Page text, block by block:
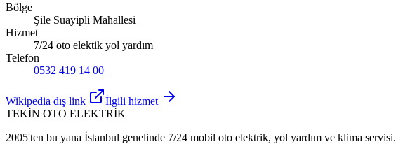
Bölge
Şile Suayipli Mahallesi
Hizmet
7/24 oto elektik yol yardım
Telefon
0532 419 14 00
Wikipedia dış link
İlgili hizmet
TEKİN OTO ELEKTRİK
2005'ten bu yana İstanbul genelinde 7/24 mobil oto elektrik, yol yardım ve klima servisi.